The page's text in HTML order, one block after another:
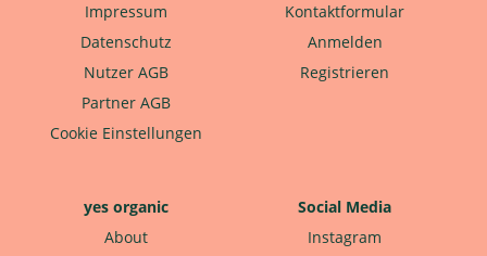
Impressum
Datenschutz
Nutzer AGB
Partner AGB
Cookie Einstellungen
Kontaktformular
Anmelden
Registrieren
yes organic
About
Social Media
Instagram